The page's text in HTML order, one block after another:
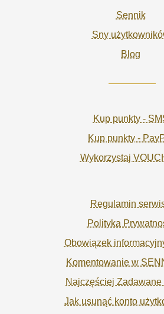
Sennik
Sny
Blog
Kup punkty -
Kup punkty -
Wykorzystaj
Regulamin
Polityka
Obowiązek
Komentowanie w
Najczęściej Zadawane
Jak usunąć konto